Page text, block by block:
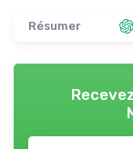
Résumer